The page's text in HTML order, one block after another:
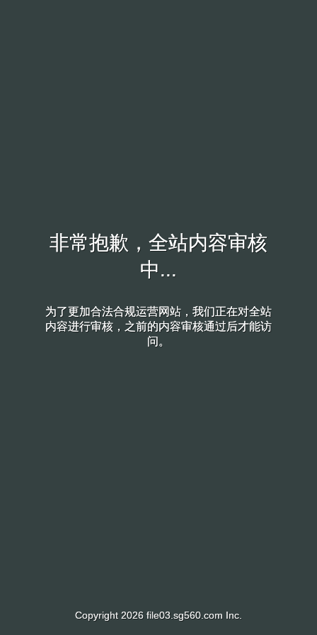
非常抱歉，全站内容审核
中...
为了更加合法合规运营网站，我们正在对全站
内容进行审核，之前的内容审核通过后才能访
问。
Copyright 2026 file03.sg560.com Inc.
非常抱歉，全站内容审核
中...
为了更加合法合规运营网站，我们正在对全站
内容进行审核，之前的内容审核通过后才能访
问。
Copyright 2026 file03.sg560.com Inc.